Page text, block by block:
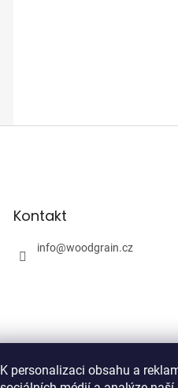
K personalizaci obsahu a
Kontakt
info@woodgrain.cz